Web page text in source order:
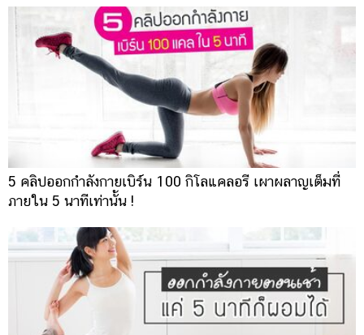
5 คลิปออกกำลังกายเบิร์น 100 กิโลแคลอรี เผาผลาญเต็มที่
ภายใน 5 นาทีเท่านั้น !